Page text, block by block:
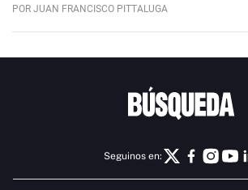
POR JUAN FRANCISCO PITTALUGA
Seguinos en: